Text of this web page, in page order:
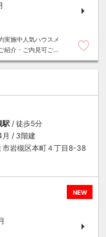
実施中人気ハウスメ
介・ご内見可ご予
駅 / 徒歩5分
月 / 3階建
市岩槻区本町４丁目8-38
NEW